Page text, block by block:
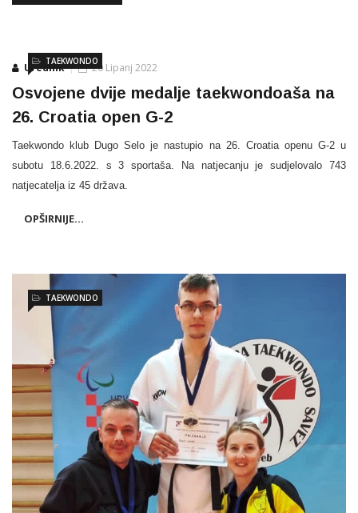
UrednikTAEKWONDO20 Lipanj 2022
Osvojene dvije medalje taekwondoaša na
26. Croatia open G-2
Taekwondo klub Dugo Selo je nastupio na 26. Croatia openu G-2 u
subotu 18.6.2022. s 3 sportaša. Na natjecanju je sudjelovalo 743
natjecatelja iz 45 država.
OPŠIRNIJE...
TAEKWONDO